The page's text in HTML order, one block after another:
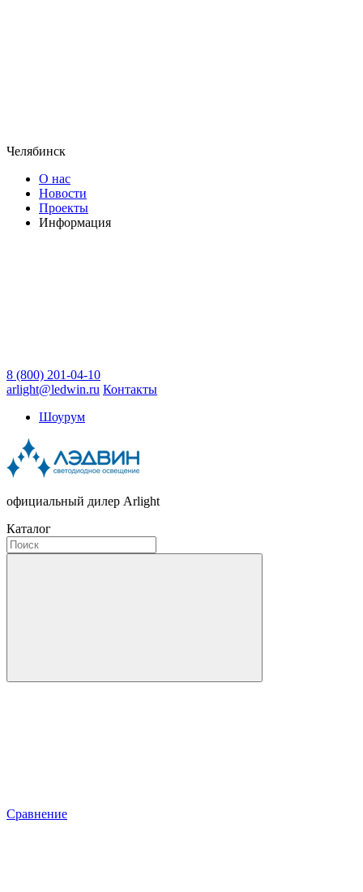
Челябинск
О нас
Новости
Проекты
Информация
8 (800) 201-04-10
arlight@ledwin.ru Контакты
Шоурум
официальный дилер Arlight
Каталог
Сравнение